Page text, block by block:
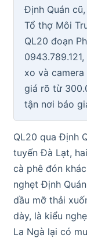
Định Quán
Tổ thợ Môi
QL20 đoạn
xo và
giá rõ từ
tận nơi báo
QL20 qua Định
tuyến Đà Lạt,
cà phê đón
nghẹt Định
dầu mỡ thải
dày, là kiểu
La Ngà lại có